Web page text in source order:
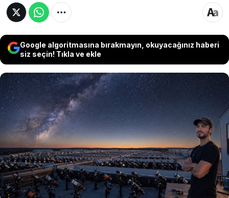
Google algoritmasına bırakmayın, okuyacağınız haberi
siz seçin! Tıkla ve ekle
Eski havacılık mühendisi Bray Falls, Teksas'ta
kurduğu uzaktan kumandalı gözlemeviyle
dünya genelindeki astrofotografi
meraklılarına ışık kirliliğinin olmadığı bir
alanda uzay gözlemi imkanı sunuyor.